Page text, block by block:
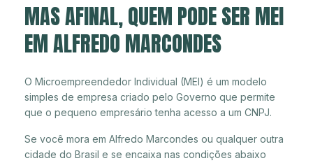
MAS AFINAL, QUEM PODE SER MEI
EM ALFREDO MARCONDES
O Microempreendedor Individual (MEI) é um modelo
simples de empresa criado pelo Governo que permite
que o pequeno empresário tenha acesso a um CNPJ.
Se você mora em Alfredo Marcondes ou qualquer outra
cidade do Brasil e se encaixa nas condições abaixo